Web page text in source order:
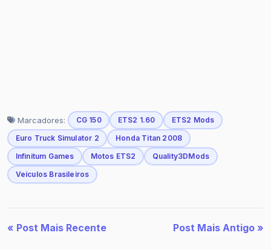
Marcadores: CG 150 ETS2 1.60
ETS2 Mods
Euro Truck Simulator 2
Honda Titan 2008
Infinitum Games
Motos ETS2
Quality3DMods
Veículos Brasileiros
« Post Mais Recente Post Mais Antigo »